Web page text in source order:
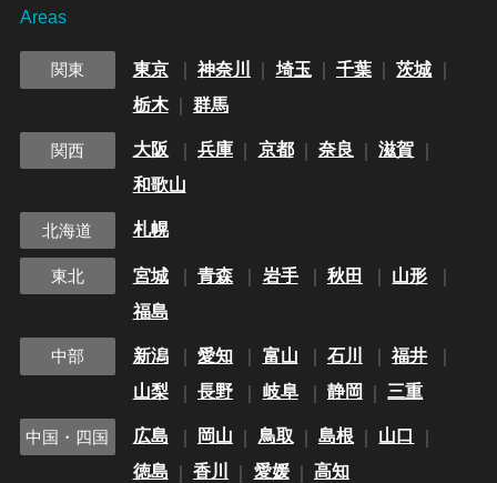
Areas
関東 東京 神奈川 埼玉 千葉
茨城
栃木
群馬
関西 大阪 兵庫 京都 奈良
滋賀
和歌山
北海道 札幌
東北 宮城 青森 岩手 秋田
山形
福島
中部 新潟 愛知 富山 石川
福井
山梨
長野 岐阜 静岡 三重
中国・四国 広島 岡山 鳥取 島根
山口
徳島
香川 愛媛 高知